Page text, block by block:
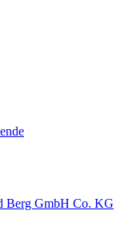
Berg GmbH Co. KG